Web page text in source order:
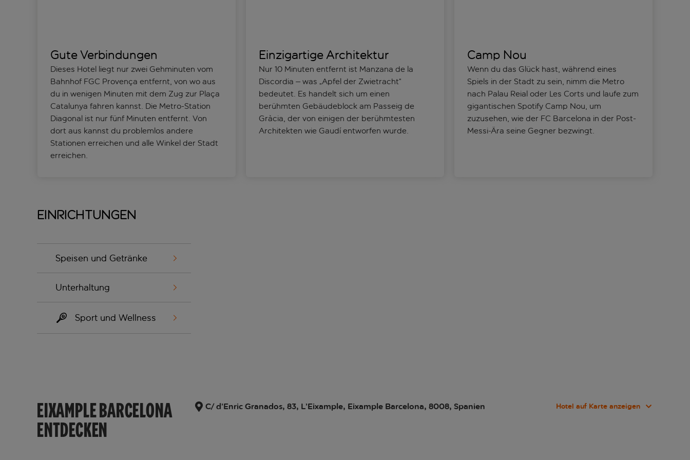
Gute Verbindungen
Dieses Hotel liegt nur zwei Gehminuten vom
Bahnhof FGC Provença entfernt, von wo aus
du in wenigen Minuten mit dem Zug zur Plaça
Catalunya fahren kannst. Die Metro-Station
Diagonal ist nur fünf Minuten entfernt. Von
dort aus kannst du problemlos andere
Stationen erreichen und alle Winkel der Stadt
erreichen.
Einzigartige Architektur
Nur 10 Minuten entfernt ist Manzana de la
Discordia – was „Apfel der Zwietracht“
bedeutet. Es handelt sich um einen
berühmten Gebäudeblock am Passeig de
Gràcia, der von einigen der berühmtesten
Architekten wie Gaudí entworfen wurde.
Camp Nou
Wenn du das Glück hast, während eines
Spiels in der Stadt zu sein, nimm die Metro
nach Palau Reial oder Les Corts und laufe zum
gigantischen Spotify Camp Nou, um
zuzusehen, wie der FC Barcelona in der Post-
Messi-Ära seine Gegner bezwingt.
Einrichtungen
Speisen und Getränke
Unterhaltung
Sport und Wellness
EIXAMPLE BARCELONA
ENTDECKEN
C/ d’Enric Granados, 83, L’Eixample, Eixample Barcelona, 8008, Spanien Hotel auf Karte anzeigen